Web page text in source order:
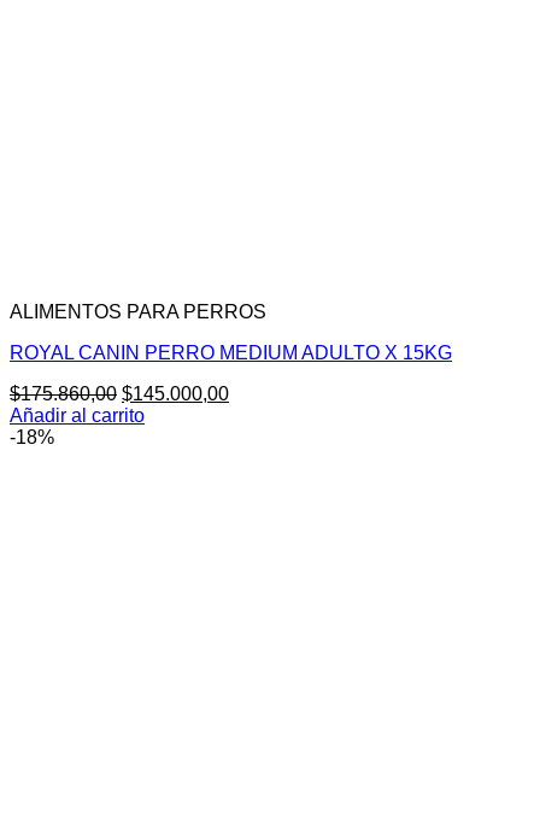
ALIMENTOS PARA PERROS
ROYAL CANIN PERRO MEDIUM ADULTO X 15KG
$175.860,00 El
precio
$145.000,00El
Añadir al carrito
-18%